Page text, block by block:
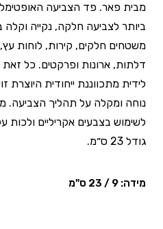
מבית פאר. פד הצביעה האופטימלי
ביותר לצביעה חלקה, נקייה וקלה
משטחים חלקים, קירות, לוחות
דלתות, ארונות ופרקטים. כל זאת
לידית מתכווננת ייחודית היוצרת
נוחה ומקלה על תהליך הצביעה.
לשימוש בצבעים אקריליים ולכות
גודל 23 ס״מ.
מידה: 9 / 23 ס"מ